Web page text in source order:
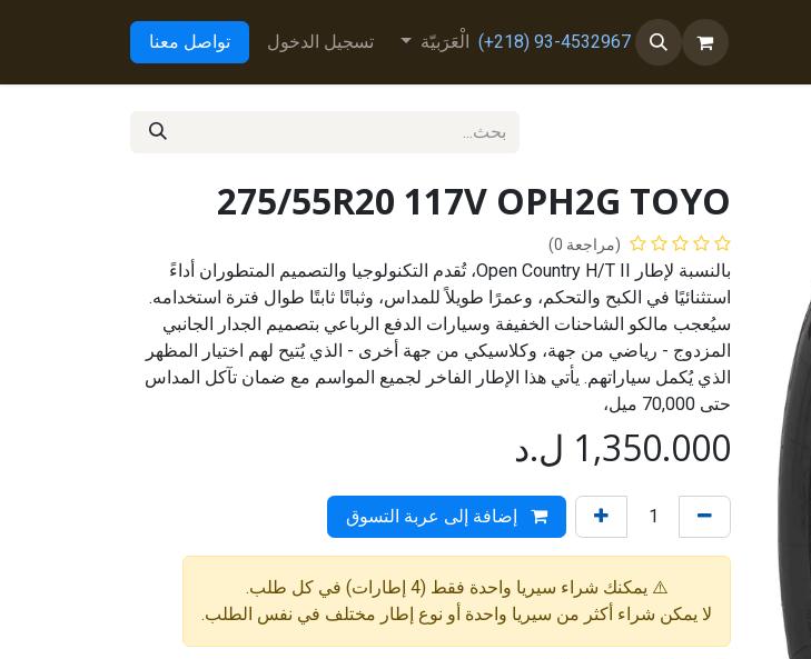
93-4532967 (218+) الْعَرَبيّة تسجيل الدخول تواصل معنا
275/55R20 117V OPH2G TOYO
(مراجعة 0)
بالنسبة لإطار Open Country H/T II، تُقدم التكنولوجيا والتصميم المتطوران أداءً
استثنائيًا في الكبح والتحكم، وعمرًا طويلاً للمداس، وثباتًا ثابتًا طوال فترة استخدامه.
سيُعجب مالكو الشاحنات الخفيفة وسيارات الدفع الرباعي بتصميم الجدار الجانبي
المزدوج - رياضي من جهة، وكلاسيكي من جهة أخرى - الذي يُتيح لهم اختيار المظهر
الذي يُكمل سياراتهم. يأتي هذا الإطار الفاخر لجميع المواسم مع ضمان تآكل المداس
حتى 70,000 ميل،
1,350.000 ل.د
إضافة إلى عربة التسوق
⚠️ يمكنك شراء سيريا واحدة فقط (4 إطارات) في كل طلب.
لا يمكن شراء أكثر من سيريا واحدة أو نوع إطار مختلف في نفس الطلب.